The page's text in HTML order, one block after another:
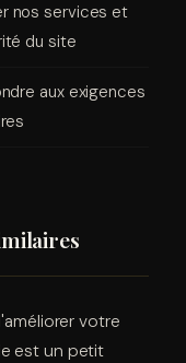
nos services et
du site
aux exigences
votre
est un petit